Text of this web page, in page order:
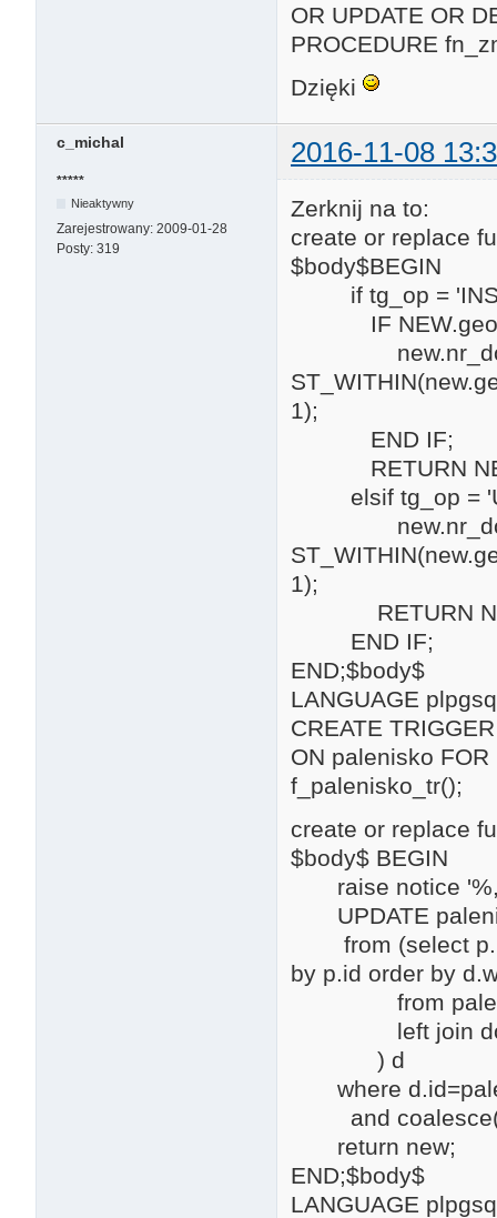
OR UPDATE OR
PROCEDURE
Dzięki
c_michal 2016-11-08
*****
Nieaktywny
Zarejestrowany: 2009-01-28
Posty: 319
Zerknij na to:
create or replace
$body$BEGIN
if tg_op =
IF NEW.geom
new.nr_dom =
1);
END IF;
RETURN
elsif tg_op =
new.nr_dom =
1);
RETURN
END IF;
END;$body$
LANGUAGE
CREATE
ON palenisko FOR
f_palenisko_tr();
create or replace
$body$ BEGIN
raise notice
UPDATE
from (select
by p.id order by
from
left join dom d
) d
where
and
return new;
END;$body$
LANGUAGE